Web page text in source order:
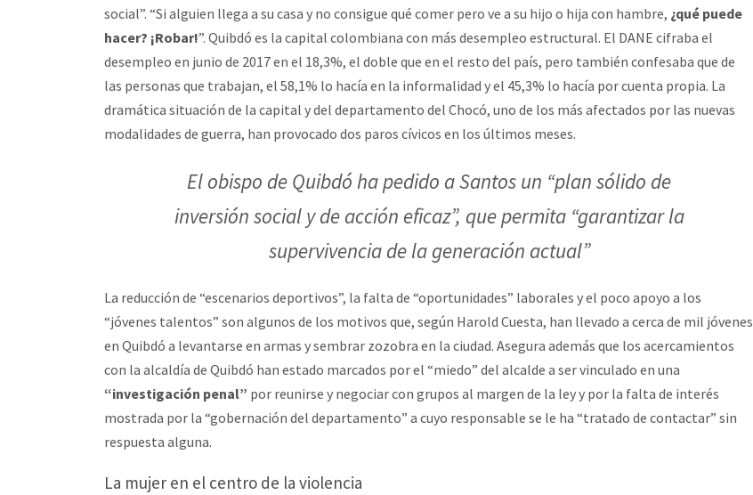
social”. “Si alguien llega a su casa y no consigue qué comer pero ve a su hijo o hija con hambre, ¿qué puede
hacer? ¡Robar!”. Quibdó es la capital colombiana con más desempleo estructural. El DANE cifraba el
desempleo en junio de 2017 en el 18,3%, el doble que en el resto del país, pero también confesaba que de
las personas que trabajan, el 58,1% lo hacía en la informalidad y el 45,3% lo hacía por cuenta propia. La
dramática situación de la capital y del departamento del Chocó, uno de los más afectados por las nuevas
modalidades de guerra, han provocado dos paros cívicos en los últimos meses.
El obispo de Quibdó ha pedido a Santos un “plan sólido de
inversión social y de acción eficaz”, que permita “garantizar la
supervivencia de la generación actual”
La reducción de “escenarios deportivos”, la falta de “oportunidades” laborales y el poco apoyo a los
“jóvenes talentos” son algunos de los motivos que, según Harold Cuesta, han llevado a cerca de mil jóvenes
en Quibdó a levantarse en armas y sembrar zozobra en la ciudad. Asegura además que los acercamientos
con la alcaldía de Quibdó han estado marcados por el “miedo” del alcalde a ser vinculado en una
“investigación penal” por reunirse y negociar con grupos al margen de la ley y por la falta de interés
mostrada por la “gobernación del departamento” a cuyo responsable se le ha “tratado de contactar” sin
respuesta alguna.
La mujer en el centro de la violencia